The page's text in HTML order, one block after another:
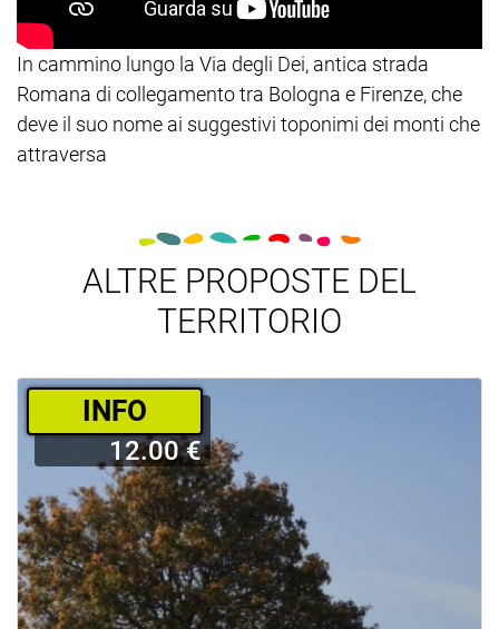
In cammino lungo la Via degli Dei, antica strada
Romana di collegamento tra Bologna e Firenze, che
deve il suo nome ai suggestivi toponimi dei monti che
attraversa
ALTRE PROPOSTE DEL
TERRITORIO
­INFO
12.00 €